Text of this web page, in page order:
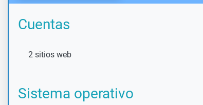
Cuentas
2 sitios web
Sistema operativo